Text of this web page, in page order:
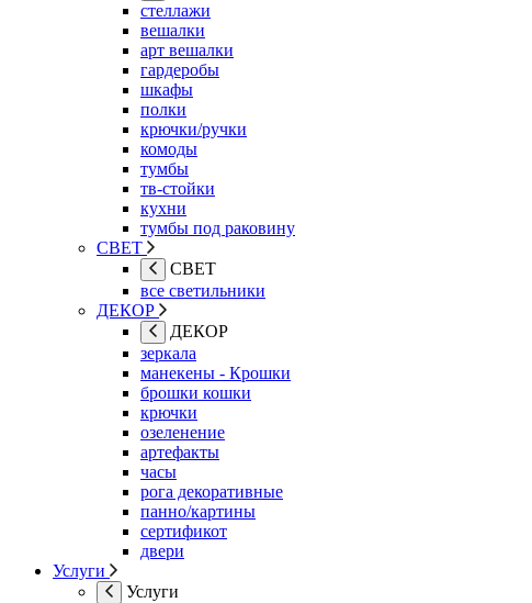
стеллажи
вешалки
арт вешалки
гардеробы
шкафы
полки
крючки/ручки
комоды
тумбы
тв-стойки
кухни
тумбы под раковину
СВЕТ
СВЕТ
все светильники
ДЕКОР
ДЕКОР
зеркала
манекены - Крошки
брошки кошки
крючки
озеленение
артефакты
часы
рога декоративные
панно/картины
сертификот
двери
Услуги
Услуги